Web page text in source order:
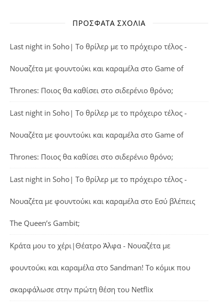
ΠΡΌΣΦΑΤΑ ΣΧΌΛΙΑ
Last night in Soho| Το θρίλερ με το πρόχειρο τέλος -
Νουαζέτα με φουντούκι και καραμέλα στο Game of
Thrones: Ποιος θα καθίσει στο σιδερένιο θρόνο;
Last night in Soho| Το θρίλερ με το πρόχειρο τέλος -
Νουαζέτα με φουντούκι και καραμέλα στο Game of
Thrones: Ποιος θα καθίσει στο σιδερένιο θρόνο;
Last night in Soho| Το θρίλερ με το πρόχειρο τέλος -
Νουαζέτα με φουντούκι και καραμέλα στο Εσύ βλέπεις
The Queen’s Gambit;
Κράτα μου το χέρι|Θέατρο Άλφα - Νουαζέτα με
φουντούκι και καραμέλα στο Sandman! Το κόμικ που
σκαρφάλωσε στην πρώτη θέση του Netflix